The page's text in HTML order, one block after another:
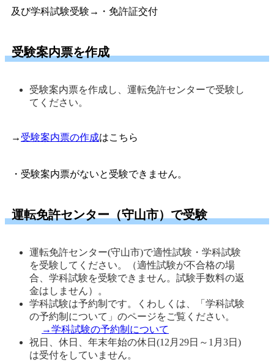
及び学科試験受験→・免許証交付
受験案内票を作成
受験案内票を作成し、運転免許センターで受験し
てください。
→ 受験案内票の作成はこちら
・受験案内票がないと受験できません。
運転免許センター（守山市）で受験
運転免許センター(守山市)で適性試験・学科試験
を受験してください。（適性試験が不合格の場
合、学科試験を受験できません。試験手数料の返
金はしません）。
学科試験は予約制です。くわしくは、「学科試験
の予約制について」のページをご覧ください。
→学科試験の予約制について
祝日、休日、年末年始の休日(12月29日～1月3日)
は受付をしていません。